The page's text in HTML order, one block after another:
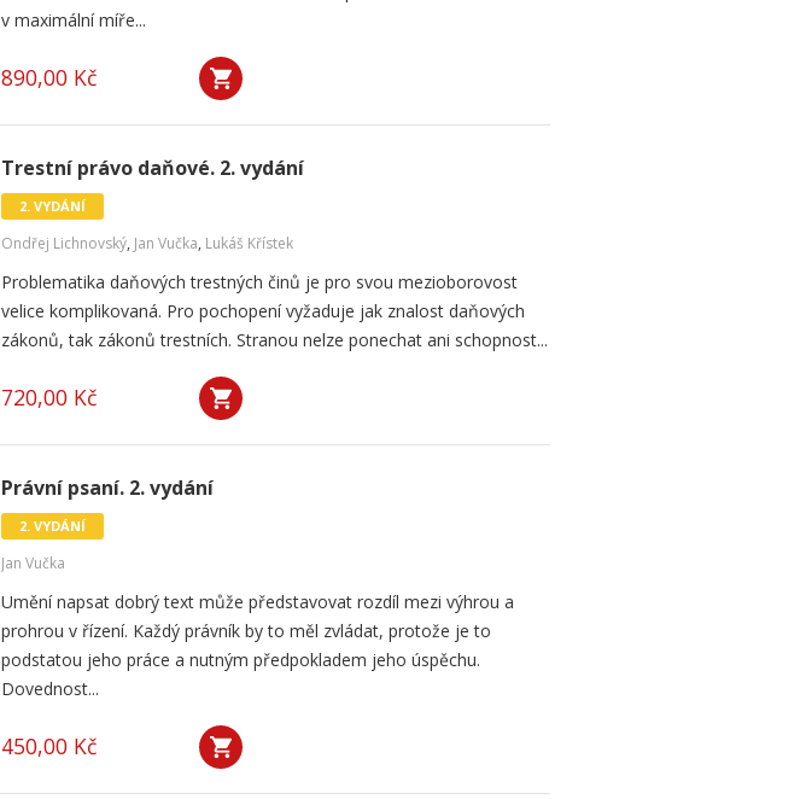
v maximální míře...
890,00 Kč
Trestní právo daňové. 2. vydání
2. VYDÁNÍ
Ondřej Lichnovský, Jan Vučka, Lukáš Křístek
Problematika daňových trestných činů je pro svou mezioborovost
velice komplikovaná. Pro pochopení vyžaduje jak znalost daňových
zákonů, tak zákonů trestních. Stranou nelze ponechat ani schopnost...
720,00 Kč
Právní psaní. 2. vydání
2. VYDÁNÍ
Jan Vučka
Umění napsat dobrý text může představovat rozdíl mezi výhrou a
prohrou v řízení. Každý právník by to měl zvládat, protože je to
podstatou jeho práce a nutným předpokladem jeho úspěchu.
Dovednost...
450,00 Kč